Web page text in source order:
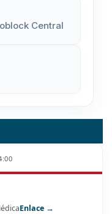
Central
Enlace →